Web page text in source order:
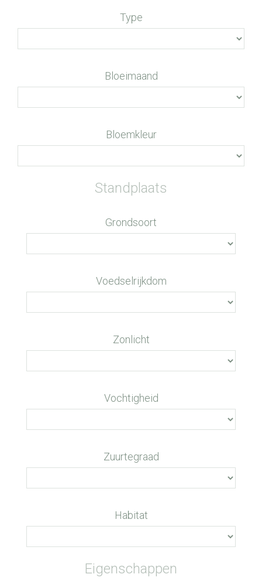
Type
Bloeimaand
Bloemkleur
Standplaats
Grondsoort
Voedselrijkdom
Zonlicht
Vochtigheid
Zuurtegraad
Habitat
Eigenschappen